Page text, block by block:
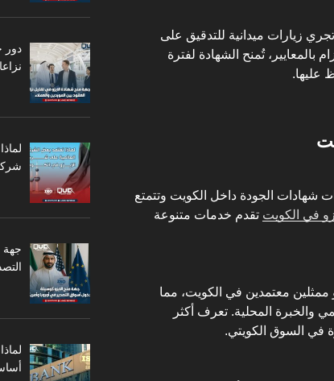
زيارات ميدانية للتدقيق على
بالمعايير، تُمنح الشهادة لفترة
عليها.
شهادات الجودة داخل الكويت وتتمتع
في الكويت تقدم خدمات متنوعة
ممثلين معتمدين في الكويت، مما
والخبرة المحلية. تعرف أكثر
في السوق الكويتي.
دور
جهة